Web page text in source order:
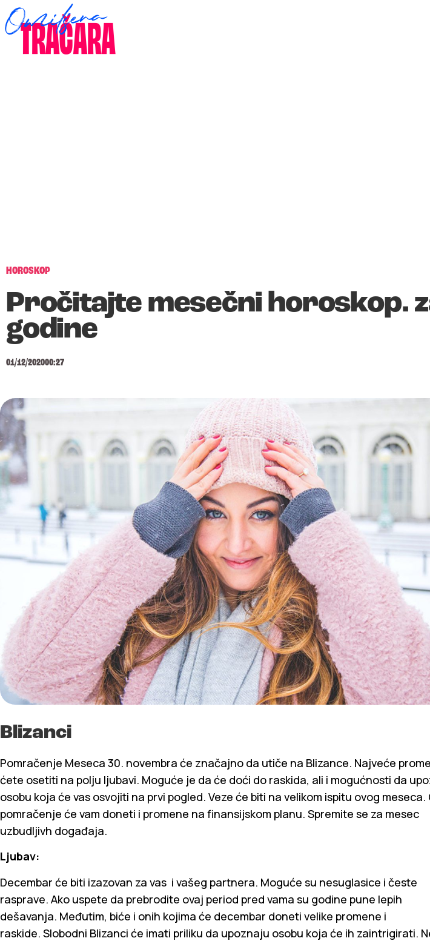
HOROSKOP
Pročitajte mesečni horoskop.
godine
01/12/202000:27
Blizanci
Pomračenje Meseca 30. novembra će značajno da utiče na Blizance. Najveće
ćete osetiti na polju ljubavi. Moguće je da će doći do raskida, ali i mogućnosti da
osobu koja će vas osvojiti na prvi pogled. Veze će biti na velikom ispitu ovog meseca.
pomračenje će vam doneti i promene na finansijskom planu. Spremite se za mesec
uzbudljivh događaja.
Ljubav:
Decembar će biti izazovan za vas i vašeg partnera. Moguće su nesuglasice i česte
rasprave. Ako uspete da prebrodite ovaj period pred vama su godine pune lepih
dešavanja. Međutim, biće i onih kojima će decembar doneti velike promene i
raskide. Slobodni Blizanci će imati priliku da upoznaju osobu koja će ih zaintrigirati.